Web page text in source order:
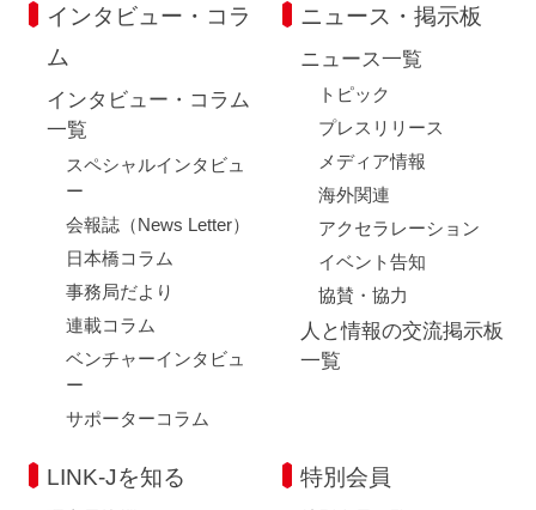
インタビュー・コラ
ム
インタビュー・コラム
一覧
スペシャルインタビュ
ー
会報誌（News Letter）
日本橋コラム
事務局だより
連載コラム
ベンチャーインタビュ
ー
サポーターコラム
ニュース・掲示板
ニュース一覧
トピック
プレスリリース
メディア情報
海外関連
アクセラレーション
イベント告知
協賛・協力
人と情報の交流掲示板
一覧
LINK-Jを知る 特別会員